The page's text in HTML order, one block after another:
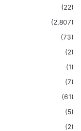
(22)
(2,807)
(73)
(2)
(1)
(7)
(61)
(5)
(2)